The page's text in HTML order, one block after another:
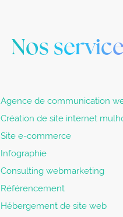
Nos
Agence de communication
Création de site internet
Site e-commerce
Infographie
Consulting webmarketing
Référencement
Hébergement de site web